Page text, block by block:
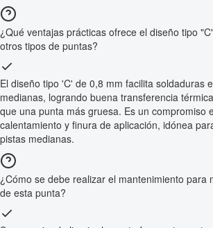
¿Qué ventajas prácticas ofrece el diseño tipo
otros tipos de puntas?
El diseño tipo 'C' de 0,8 mm facilita soldaduras
medianas, logrando buena transferencia
que una punta más gruesa. Es un compromiso
calentamiento y finura de aplicación, idónea
pistas medianas.
¿Cómo se debe realizar el mantenimiento para
de esta punta?